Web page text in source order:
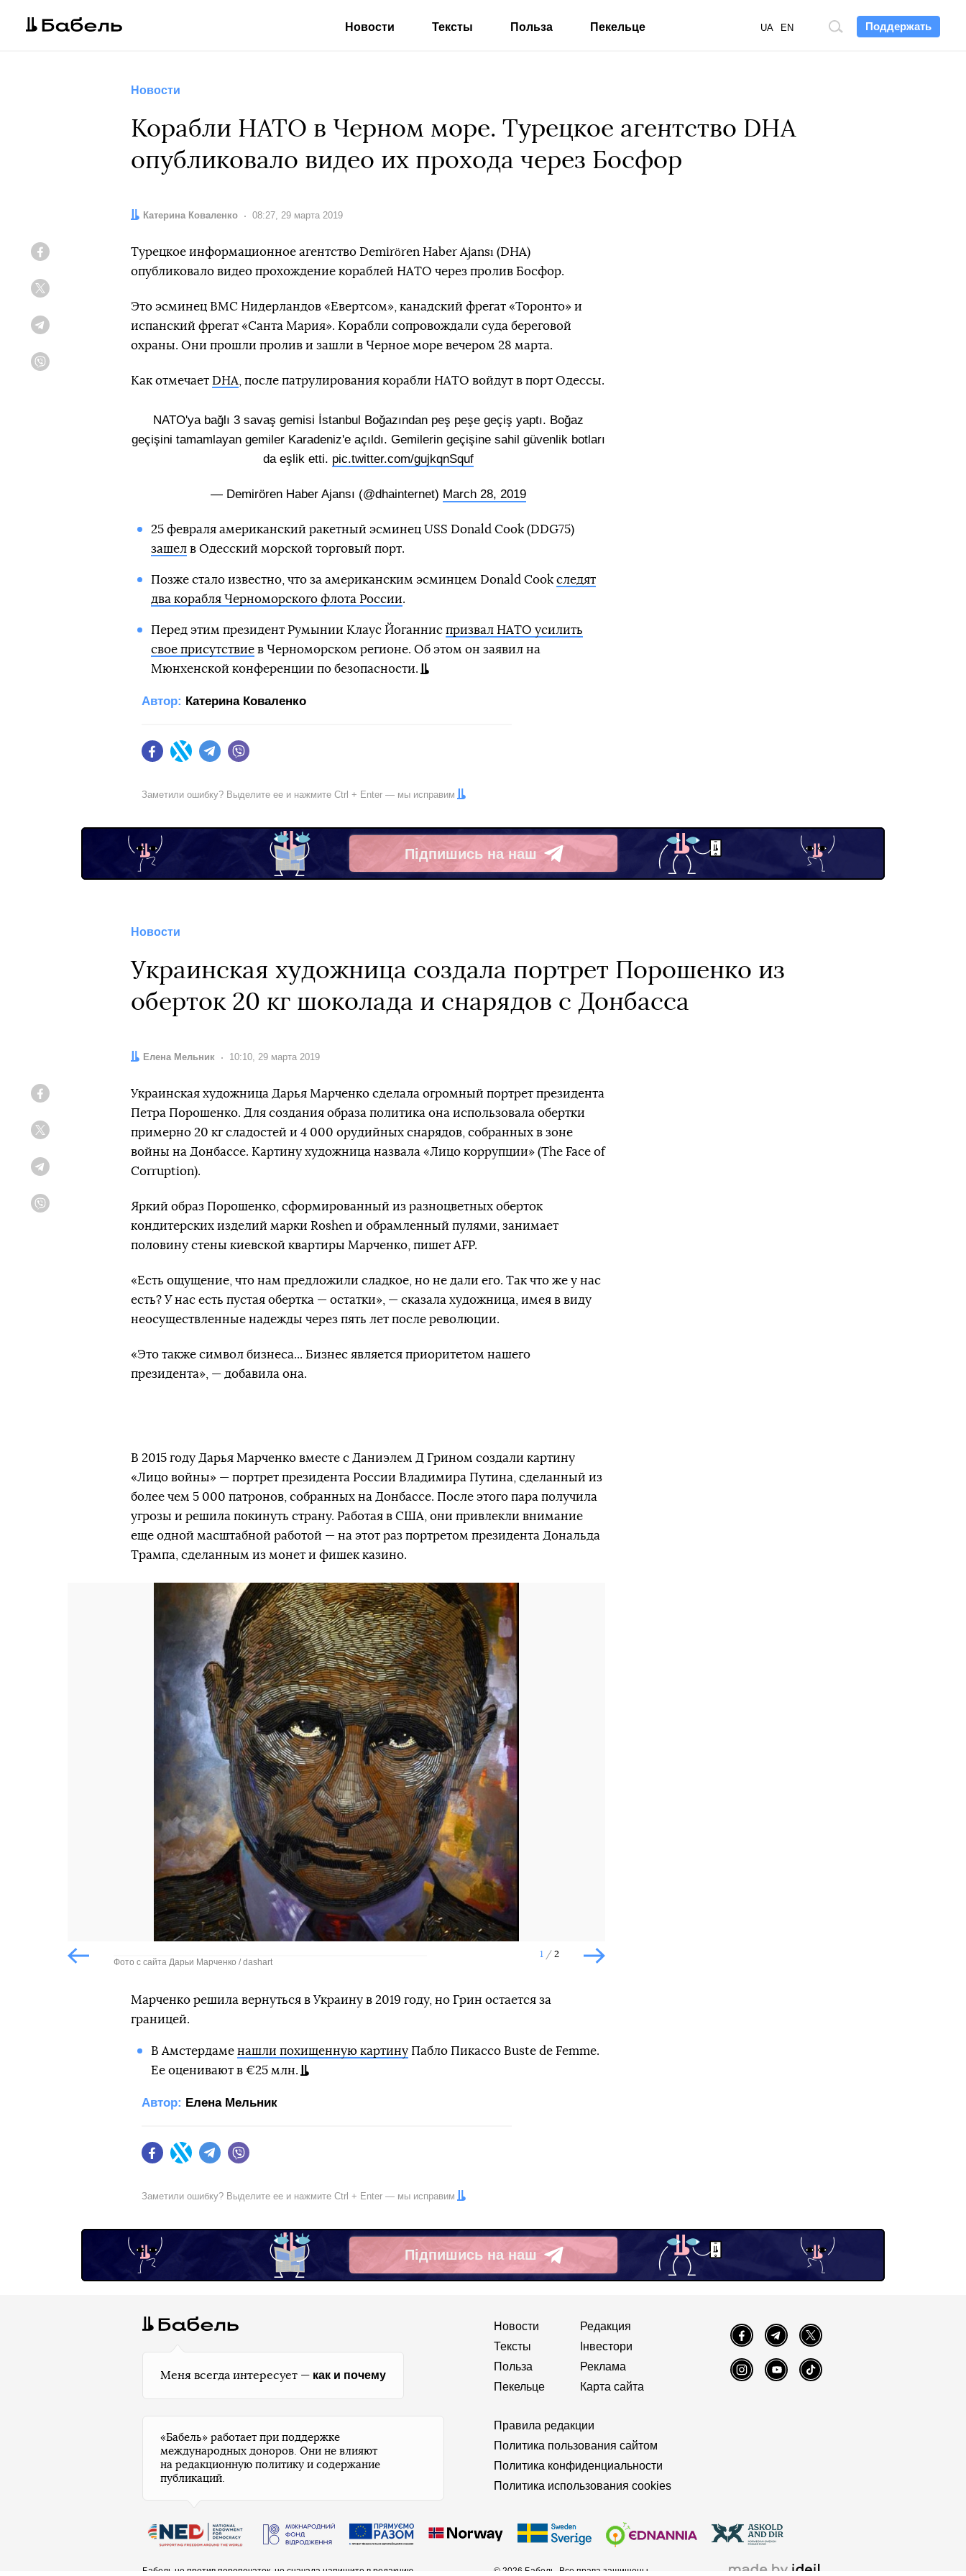
Поддержать
Поиск
UA EN
Новости Тексты Польза Пекельце
Новости
Корабли НАТО в Черном море. Турецкое агентство DHA
опубликовало видео их прохода через Босфор
Автор:
Катерина Коваленко Дата:
08:27, 29 марта 2019
Турецкое информационное агентство Demirören Haber Ajansı (DHA)
опубликовало видео прохождение кораблей НАТО через пролив Босфор.
Это эсминец ВМС Нидерландов «Евертсом», канадский фрегат «Торонто» и
испанский фрегат «Санта Мария». Корабли сопровождали суда береговой
охраны. Они прошли пролив и зашли в Черное море вечером 28 марта.
Как отмечает DHA , после патрулирования корабли НАТО войдут в порт Одессы.
NATO'ya bağlı 3 savaş gemisi İstanbul Boğazından peş peşe geçiş yaptı. Boğaz
geçişini tamamlayan gemiler Karadeniz'e açıldı. Gemilerin geçişine sahil güvenlik botları
da eşlik etti. pic.twitter.com/gujkqnSquf
— Demirören Haber Ajansı (@dhainternet) March 28, 2019
25 февраля американский ракетный эсминец USS Donald Cook (DDG75)
зашелв Одесский морской торговый порт.
Позже стало известно, что за американским эсминцем Donald Cook следят
два корабля Черноморского флота России.
Перед этим президент Румынии Клаус Йоганнис призвал НАТО усилить
свое присутствиев Черноморском регионе. Об этом он заявил на
Мюнхенской конференции по безопасности.
Автор: Катерина Коваленко
FacebookTwitter Telegram
Заметили ошибку? Выделите ее и нажмите Ctrl + Enter — мы исправим
Підпишись на наш
Telegram
Новости
Украинская художница создала портрет Порошенко из
оберток 20 кг шоколада и снарядов с Донбасса
Автор:
Елена Мельник Дата:
10:10, 29 марта 2019
Украинская художница Дарья Марченко сделала огромный портрет президента
Петра Порошенко. Для создания образа политика она использовала обертки
примерно 20 кг сладостей и 4 000 орудийных снарядов, собранных в зоне
войны на Донбассе. Картину художница назвала «Лицо коррупции» (The Face of
Corruption).
Яркий образ Порошенко, сформированный из разноцветных оберток
кондитерских изделий марки Roshen и обрамленный пулями, занимает
половину стены киевской квартиры Марченко, пишет AFP.
«Есть ощущение, что нам предложили сладкое, но не дали его. Так что же у нас
есть? У нас есть пустая обертка — остатки», — сказала художница, имея в виду
неосуществленные надежды через пять лет после революции.
«Это также символ бизнеса... Бизнес является приоритетом нашего
президента», — добавила она.
В 2015 году Дарья Марченко вместе с Даниэлем Д Грином создали картину
«Лицо войны» — портрет президента России Владимира Путина, сделанный из
более чем 5 000 патронов, собранных на Донбассе. После этого пара получила
угрозы и решила покинуть страну. Работая в США, они привлекли внимание
еще одной масштабной работой — на этот раз портретом президента Дональда
Трампа, сделанным из монет и фишек казино.
1 2
Попередній слайд Наступний слайд
Попередній слайд Наступний слайд
Фото с сайта Дарьи Марченко / dashart
Марченко решила вернуться в Украину в 2019 году, но Грин остается за
границей.
В Амстердаме нашли похищенную картинуПабло Пикассо Buste de Femme.
Ее оценивают в €25 млн.
Автор: Елена Мельник
FacebookTwitter Telegram
Заметили ошибку? Выделите ее и нажмите Ctrl + Enter — мы исправим
Підпишись на наш
Telegram
Меня всегда интересует — как и почему
Новости
Тексты
Польза
Пекельце
Редакция
Інвестори
Реклама
Карта сайта
FacebookTelegram Twitter
InstagramYouTube TikTok
Правила редакции
Политика пользования сайтом
Политика конфиденциальности
Политика использования cookies
«Бабель» работает при поддержке
международных доноров. Они не влияют
на редакционную политику и содержание
публикаций.
© 2026 Бабель. Все права защищены.
Бабель не против перепечаток, но сначала напишите в редакцию